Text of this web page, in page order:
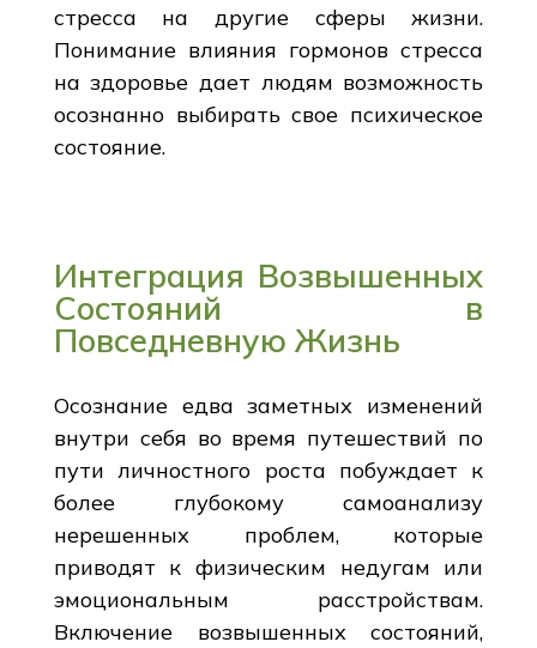
стресса на другие сферы жизни.
Понимание влияния гормонов стресса
на здоровье дает людям возможность
осознанно выбирать свое психическое
состояние.
Интеграция Возвышенных
Состояний в
Повседневную Жизнь
Осознание едва заметных изменений
внутри себя во время путешествий по
пути личностного роста побуждает к
более глубокому самоанализу
нерешенных проблем, которые
приводят к физическим недугам или
эмоциональным расстройствам.
Включение возвышенных состояний,